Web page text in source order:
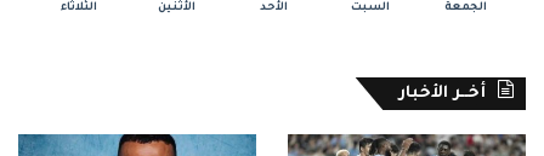
الجمعة السبت الأحد الأثنين الثلاثاء
أخــر الأخبار